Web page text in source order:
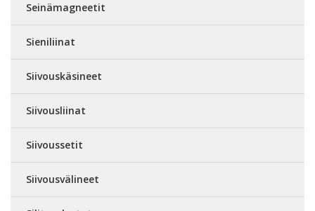
Seinämagneetit
Sieniliinat
Siivouskäsineet
Siivousliinat
Siivoussetit
Siivousvälineet